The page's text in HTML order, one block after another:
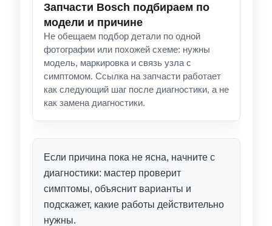
Запчасти Bosch подбираем по
модели и причине
Не обещаем подбор детали по одной
фотографии или похожей схеме: нужны
модель, маркировка и связь узла с
симптомом. Ссылка на запчасти работает
как следующий шаг после диагностики, а не
как замена диагностики.
Если причина пока не ясна, начните с
диагностики: мастер проверит
симптомы, объяснит варианты и
подскажет, какие работы действительно
нужны.